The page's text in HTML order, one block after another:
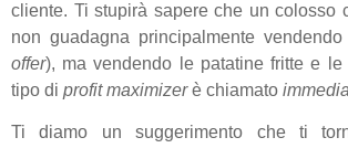
cliente. Ti stupirà sapere che un colosso
non guadagna principalmente
offer), ma vendendo le patatine fritte e le
tipo di profit maximizerè chiamato
Ti diamo un suggerimento che ti